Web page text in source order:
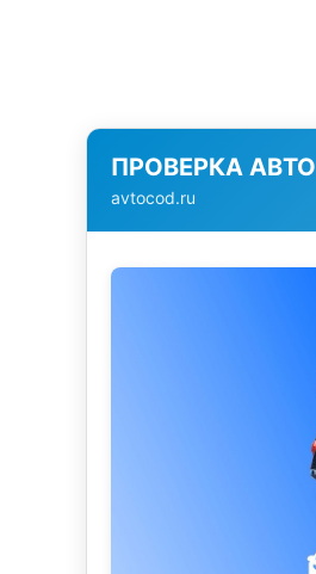
ПРОВЕРКА АВТО
avtocod.ru